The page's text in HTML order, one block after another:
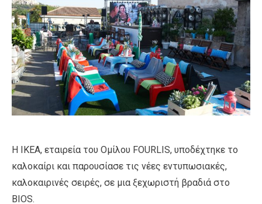
Η ΙΚΕΑ, εταιρεία του Ομίλου FOURLIS, υποδέχτηκε το
καλοκαίρι και παρουσίασε τις νέες εντυπωσιακές,
καλοκαιρινές σειρές, σε μια ξεχωριστή βραδιά στο
BIOS.